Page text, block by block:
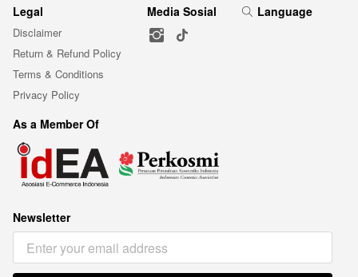
Legal
Disclaimer
Return & Refund Policy
Terms & Conditions
Privacy Policy
Media Sosial Language
As a Member Of
Newsletter